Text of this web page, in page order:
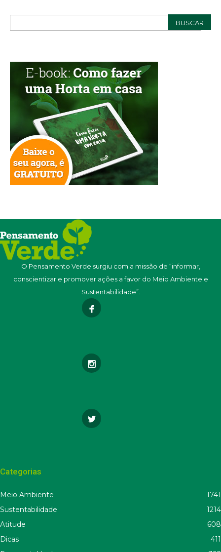
O Pensamento Verde surgiu com a missão de “informar,
conscientizar e promover ações a favor do Meio Ambiente e
Sustentabilidade”.
Categorias
Meio Ambiente
1741
Sustentabilidade
1214
Atitude
608
Dicas
411